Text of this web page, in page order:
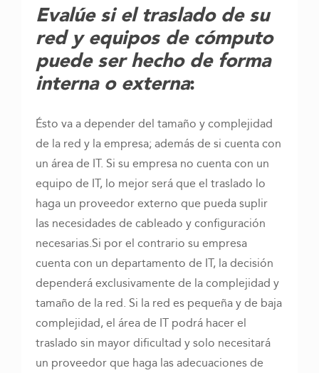
Evalúe si el traslado de su
red y equipos de cómputo
puede ser hecho de forma
interna o externa:
Ésto va a depender del tamaño y complejidad
de la red y la empresa; además de si cuenta con
un área de IT. Si su empresa no cuenta con un
equipo de IT, lo mejor será que el traslado lo
haga un proveedor externo que pueda suplir
las necesidades de cableado y configuración
necesarias.Si por el contrario su empresa
cuenta con un departamento de IT, la decisión
dependerá exclusivamente de la complejidad y
tamaño de la red. Si la red es pequeña y de baja
complejidad, el área de IT podrá hacer el
traslado sin mayor dificultad y solo necesitará
un proveedor que haga las adecuaciones de